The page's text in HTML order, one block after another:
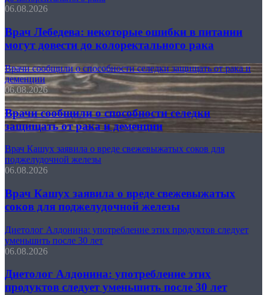
06.08.2026
Врач Лебедева: некоторые ошибки в питании
могут довести до колоректального рака
Врачи сообщили о способности селедки защищать от рака и
деменции
06.08.2026
Врачи сообщили о способности селедки
защищать от рака и деменции
Врач Кашух заявила о вреде свежевыжатых соков для
поджелудочной железы
06.08.2026
Врач Кашух заявила о вреде свежевыжатых
соков для поджелудочной железы
Диетолог Алдонина: употребление этих продуктов следует
уменьшить после 30 лет
06.08.2026
Диетолог Алдонина: употребление этих
продуктов следует уменьшить после 30 лет